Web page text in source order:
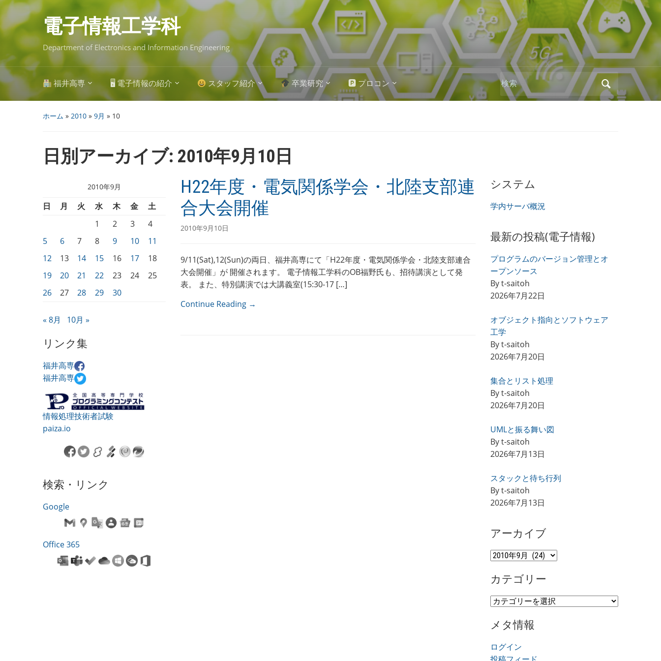
Skip
to
main
content 電子情報工学科
Department of Electronics and Information Engineering
福井高専 🖥 電子情報の紹介 スタッフ紹介 卒業研究 🅿 プロコン
Search
for:
ホーム » 2010 » 9月 » 10
日別アーカイブ: 2010年9月10日
2010年9月
日 月 火 水 木 金
土
1
2 3
4
5
6 7 8 9 10
11
12
13 14 15 16 17
18
19
20 21 22 23 24
25
26
27 28 29 30
« 8月 10月 »
リンク集
福井高専
福井高専
情報処理技術者試験
paiza.io
検索・リンク
Google
Office 365
H22年度・電気関係学会・北陸支部連
合大会開催
2010年9月10日
9/11(Sat),12(Sun)の両日、福井高専にて「H22年度・電気関係学会・北陸支部連合
大会開催」が 開催されます。 電子情報工学科のOB福野氏も、招待講演として発
表。 また、特別講演では大講義室(15:30-17 […]
Continue Reading →
システム
学内サーバ概況
最新の投稿(電子情報)
プログラムのバージョン管理とオ
ープンソース
By t-saitoh
2026年7月22日
オブジェクト指向とソフトウェア
工学
By t-saitoh
2026年7月20日
集合とリスト処理
By t-saitoh
2026年7月20日
UMLと振る舞い図
By t-saitoh
2026年7月13日
スタックと待ち行列
By t-saitoh
2026年7月13日
アーカイブ
ア
カ
ブ
カテゴリー
カ
ゴ
ー
メタ情報
ログイン